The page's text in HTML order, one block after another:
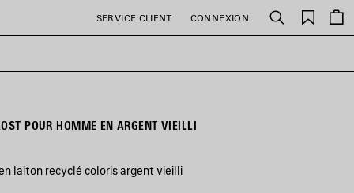
SERVICE CLIENT CONNEXION Rechercher
POUR HOMME EN ARGENT VIEILLI
laiton recyclé coloris argent vieilli